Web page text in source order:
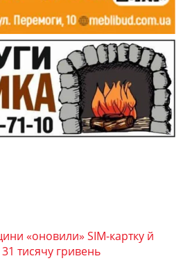
«оновили» SIM-картку й
тисячу гривень